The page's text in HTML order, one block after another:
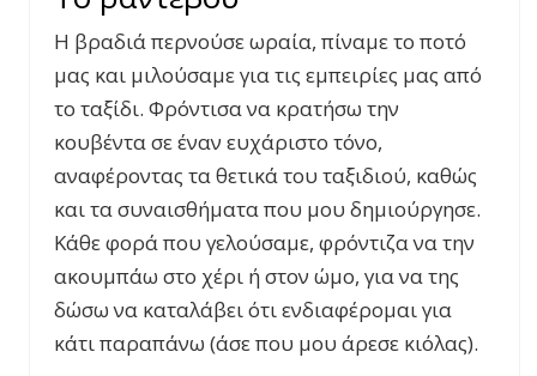
Η βραδιά περνούσε ωραία, πίναμε το ποτό
μας και μιλούσαμε για τις εμπειρίες μας από
το ταξίδι. Φρόντισα να κρατήσω την
κουβέντα σε έναν ευχάριστο τόνο,
αναφέροντας τα θετικά του ταξιδιού, καθώς
και τα συναισθήματα που μου δημιούργησε.
Κάθε φορά που γελούσαμε, φρόντιζα να την
ακουμπάω στο χέρι ή στον ώμο, για να της
δώσω να καταλάβει ότι ενδιαφέρομαι για
κάτι παραπάνω (άσε που μου άρεσε κιόλας).